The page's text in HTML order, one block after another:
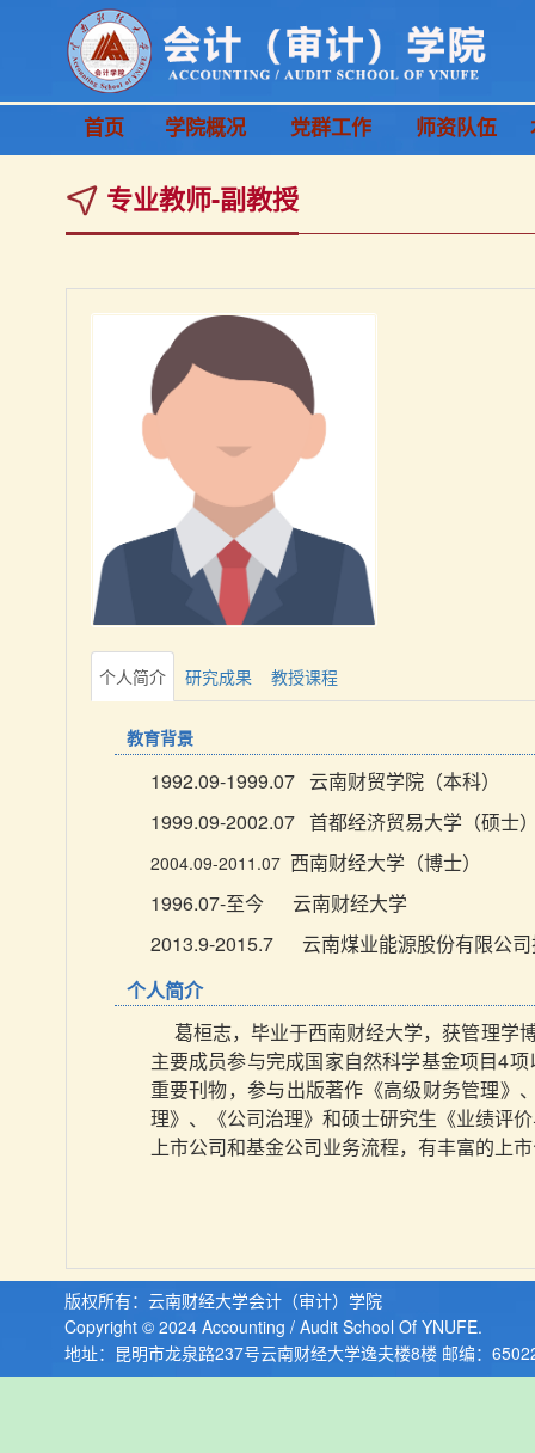
首页 学院概况 党群工作 师资队伍
专业教师-副教授
个人简介 研究成果 教授课程
教育背景
1992.09-1999.07 云南财贸学院（本科）
1999.09-2002.07 首都经济贸易大学（硕士
2004.09-2011.07 西南财经大学（博士）
1996.07-至今 云南财经大学
2013.9-2015.7 云南煤业能源股份有限公司
个人简介
葛桓志，毕业于西南财经大学，获管理学
主要成员参与完成国家自然科学基金项目4
重要刊物，参与出版著作《高级财务管理》
理》、《公司治理》和硕士研究生《业绩评
上市公司和基金公司业务流程，有丰富的上
版权所有：云南财经大学会计（审计）学院
Copyright © 2024 Accounting / Audit School Of YNUFE.
地址：昆明市龙泉路237号云南财经大学逸夫楼8楼 邮编：